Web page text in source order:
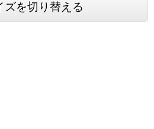
ズを切り替える